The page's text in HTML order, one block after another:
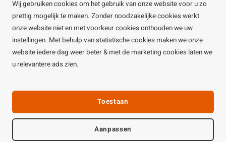
+31 (0)85 401 5431
info@houtvakman.be
Stuur ons een e-mail
Wat zeggen onze klanten?
Volg ons